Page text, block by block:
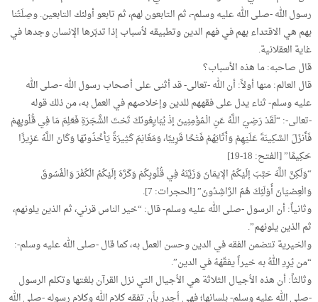
رسول الله -صلى الله عليه وسلم-، ثم التابعون لهم، ثم تابعو أولئك التابعين. وصِلَتُنا
بهم هي الاقتداء بهم في فهم الدين وتطبيقه لأسباب إذا تدبّرها الإنسان وجدها في
غاية العقلانية.
قال صاحبه: ما هذه الأسباب؟
قال العالم: منها أولاً: أن الله -تعالى- قد أثنى على أصحاب رسول الله -صلى الله
عليه وسلم- ثناء يدل على فقههم للدين وإخلاصهم في العمل به، من ذلك قوله
-تعالى-: “لَقَدْ رَضِيَ اللَّهُ عَنِ الْـمُؤْمِنِينَ إذْ يُبَايِعُونَكَ تَحْتَ الشَّجَرَةِ فَعَلِمَ مَا فِي قُلُوبِهِمْ
فَأَنزَلَ السَّكِينَةَ عَلَيْهِمْ وَأَثَابَهُمْ فَتْحًا قَرِيبًا، وَمَغَانِمَ كَثِيرَةً يَأْخُذُونَهَا وَكَانَ اللَّهُ عَزِيزًا
حَكِيمًا” [الفتح: 18-19]
“وَلَكِنَّ اللَّهَ حَبَّبَ إلَيْكُمُ الإيمَانَ وَزَيَّنَهُ فِي قُلُوبِكُمْ وَكَرَّهَ إلَيْكُمُ الْكُفْرَ وَالْفُسُوقَ
وَالْعِصْيَانَ أُوْلَئِكَ هُمُ الرَّاشِدُونَ” [الحجرات: 7].
وثانياً: أن الرسول -صلى الله عليه وسلم- قال: “خير الناس قرني، ثم الذين يلونهم،
ثم الذين يلونهم”.
والخيرية تتضمن الفقه في الدين وحسن العمل به، كما قال -صلى الله عليه وسلم-:
“من يُرِدِ اللهُ به خيراً يفقّهْهُ في الدين”.
وثالثاً: أن هذه الأجيال الثلاثة هي الأجيال التي نزل القرآن بلغتها وتكلم الرسول
-صلى الله عليه وسلم- بلسانها؛ فهي أجدر بأن تفقه كلام الله وكلام رسوله -صلى الله